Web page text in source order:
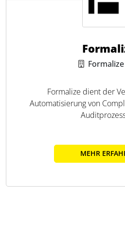
Formalize
Formalize dient der
Automatisierung von
MEHR